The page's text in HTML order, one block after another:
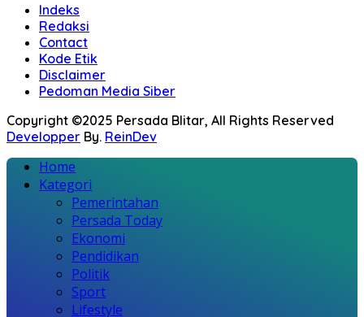
Indeks
Redaksi
Contact
Kode Etik
Disclaimer
Pedoman Media Siber
Copyright ©2025 Persada Blitar, All Rights Reserved
Developper By. ReinDev
Home
Kategori
Pemerintahan
Persada Today
Ekonomi
Pendidikan
Politik
Sport
Lifestyle